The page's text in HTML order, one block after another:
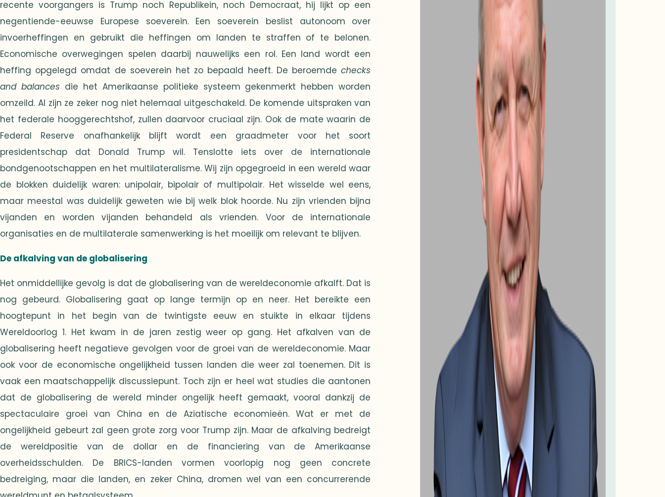
recente voorgangers is Trump noch Republikein, noch Democraat, hij lijkt op een
negentiende-eeuwse Europese soeverein. Een soeverein beslist autonoom over
invoerheffingen en gebruikt die heffingen om landen te straffen of te belonen.
Economische overwegingen spelen daarbij nauwelijks een rol. Een land wordt een
heffing opgelegd omdat de soeverein het zo bepaald heeft. De beroemdechecks
and balances die het Amerikaanse politieke systeem gekenmerkt hebben worden
omzeild. Al zijn ze zeker nog niet helemaal uitgeschakeld. De komende uitspraken van
het federale hooggerechtshof, zullen daarvoor cruciaal zijn. Ook de mate waarin de
Federal Reserve onafhankelijk blijft wordt een graadmeter voor het soort
presidentschap dat Donald Trump wil. Tenslotte iets over de internationale
bondgenootschappen en het multilateralisme. Wij zijn opgegroeid in een wereld waar
de blokken duidelijk waren: unipolair, bipolair of multipolair. Het wisselde wel eens,
maar meestal was duidelijk geweten wie bij welk blok hoorde. Nu zijn vrienden bijna
vijanden en worden vijanden behandeld als vrienden. Voor de internationale
organisaties en de multilaterale samenwerking is het moeilijk om relevant te blijven.
De afkalving van de globalisering
Het onmiddellijke gevolg is dat de globalisering van de wereldeconomie afkalft. Dat is
nog gebeurd. Globalisering gaat op lange termijn op en neer. Het bereikte een
hoogtepunt in het begin van de twintigste eeuw en stuikte in elkaar tijdens
Wereldoorlog 1. Het kwam in de jaren zestig weer op gang. Het afkalven van de
globalisering heeft negatieve gevolgen voor de groei van de wereldeconomie. Maar
ook voor de economische ongelijkheid tussen landen die weer zal toenemen. Dit is
vaak een maatschappelijk discussiepunt. Toch zijn er heel wat studies die aantonen
dat de globalisering de wereld minder ongelijk heeft gemaakt, vooral dankzij de
spectaculaire groei van China en de Aziatische economieën. Wat er met de
ongelijkheid gebeurt zal geen grote zorg voor Trump zijn. Maar de afkalving bedreigt
de wereldpositie van de dollar en de financiering van de Amerikaanse
overheidsschulden. De BRICS-landen vormen voorlopig nog geen concrete
bedreiging, maar die landen, en zeker China, dromen wel van een concurrerende